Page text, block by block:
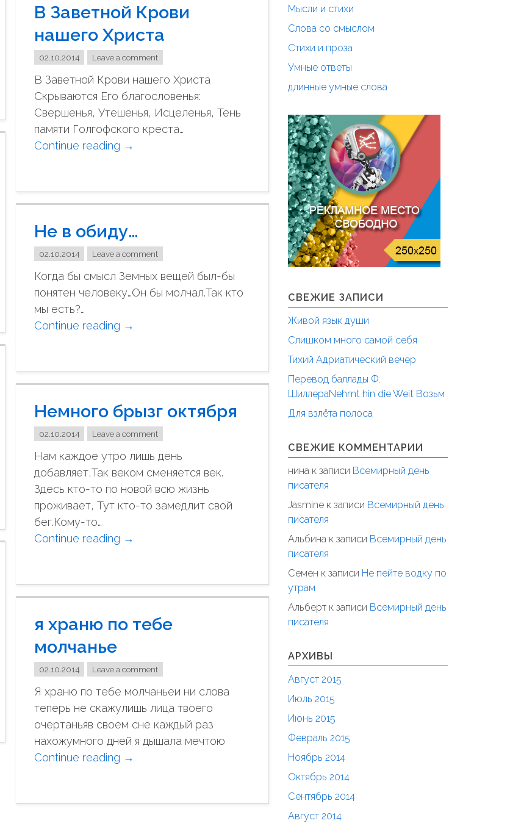
л
и
,
и
с
к
у
в
о
"
В Заветной Крови
нашего Христа
02.10.2014 Leave a comment
В Заветной Крови нашего Христа
Скрываются Его благословенья:
Свершенья, Утешенья, Исцеленья, Тень
памяти Голгофского креста…
Continue reading "
а
е
т
н
о
й
р
и
а
ш
е
г
о
Х
р
с
→
Не в обиду…
02.10.2014 Leave a comment
Когда бы смысл Земных вещей был-бы
понятен человеку…Он бы молчал.Так кто
мы есть?…
Continue reading "
в
б
и
д
у
…
"
→
Немного брызг октября
02.10.2014 Leave a comment
Нам каждое утро лишь день
добавляет,Так веком сменяется век.
Здесь кто-то по новой всю жизнь
проживает, Тут кто-то замедлит свой
бег.Кому-то…
Continue reading "
м
о
б
р
ы
з
г
я
→
я храню по тебе
молчанье
02.10.2014 Leave a comment
Я храню по тебе молчаньеи ни слова
теперь не скажулишь лица твоего
очертаньяв своем сне каждый раз
нахожумного дней я дышала мечтою
Continue reading "
р
→
Мысли и стихи
Слова со смыслом
Стихи и проза
Умные ответы
длинные умные слова
СВЕЖИЕ ЗАПИСИ
Живой язык души
Слишком много самой себя
Тихий Адриатический вечер
Перевод баллады Ф.
ШиллераNehmt hin die Weit Возьм
Для взлёта полоса
СВЕЖИЕ КОММЕНТАРИИ
нина к записи Всемирный день
писателя
Jasmineк записи Всемирный день
писателя
Альбинак записи Всемирный день
писателя
Семен к записи Не пейте водку по
утрам
Альбертк записи Всемирный день
писателя
АРХИВЫ
Август 2015
Июль 2015
Июнь 2015
Февраль 2015
Ноябрь 2014
Октябрь 2014
Сентябрь 2014
Август 2014